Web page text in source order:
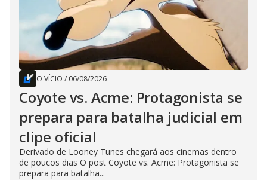
O VÍCIO / 06/08/2026
Coyote vs. Acme: Protagonista se
prepara para batalha judicial em
clipe oficial
Derivado de Looney Tunes chegará aos cinemas dentro
de poucos dias O post Coyote vs. Acme: Protagonista se
prepara para batalha...